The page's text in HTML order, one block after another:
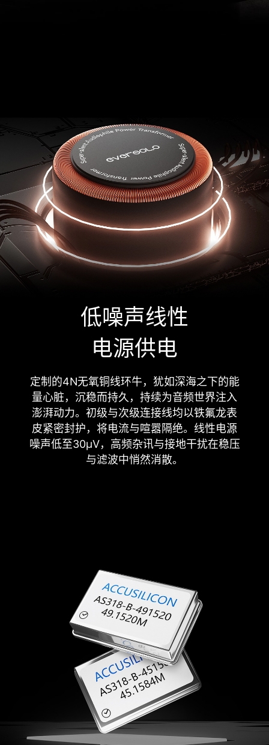
低噪声线性
电源供电
定制的4N无氧铜线环牛，犹如深海之下的能
量心脏，沉稳而持久，持续为音频世界注入
澎湃动力。初级与次级连接线均以铁氟龙表
皮紧密封护，将电流与喧嚣隔绝。线性电源
噪声低至30μV，高频杂讯与接地干扰在稳压
与滤波中悄然消散。